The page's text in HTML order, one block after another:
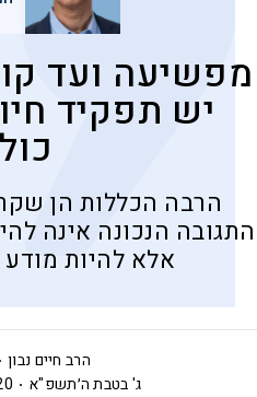
מפשיעה ועד
יש תפקיד
הרבה הכללות הן
התגובה הנכונה אינה
אלא להיות
הרב חיים נבון
ג' בטבת ה׳תשפ"א